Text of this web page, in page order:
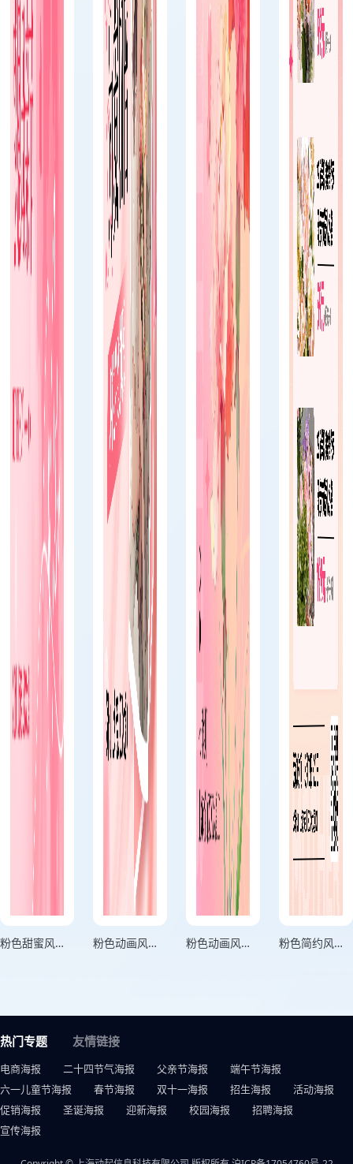
粉色甜蜜风与她相伴感恩母亲节海报 粉色动画风感恩母爱母亲节海报 粉色动画风为爱献礼母亲节海报 粉色简约风母亲节鲜花促销海报
热门专题 友情链接
电商海报 二十四节气海报 父亲节海报
端午节海报
六一儿童节海报
春节海报 双十一海报 招生海报
活动海报
促销海报
圣诞海报 迎新海报 校园海报
招聘海报
宣传海报